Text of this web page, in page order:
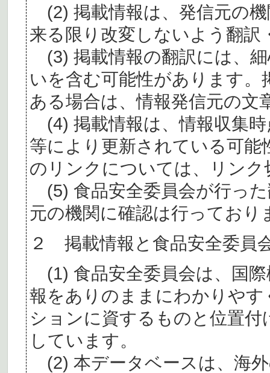
(2) 掲載情報は、発信元の
来る限り改変しないよう翻訳
(3) 掲載情報の翻訳には、
いを含む可能性があります。
ある場合は、情報発信元の文
(4) 掲載情報は、情報収集
等により更新されている可
のリンクについては、リン
(5) 食品安全委員会が行っ
元の機関に確認は行っており
２ 掲載情報と食品安全委員
(1) 食品安全委員会は、国
報をありのままにわかりや
ションに資するものと位置
しています。
(2) 本データベースは、海